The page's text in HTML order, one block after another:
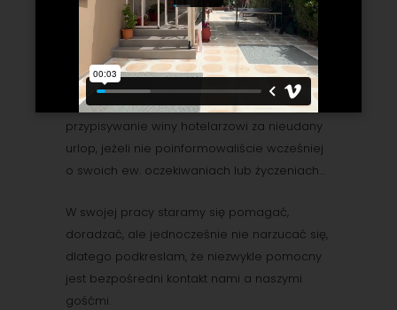
można się z hotelarzem porozumieć na tyle
sposobów, że nie stanowi to chyba dla
nikogo już problemu: email, telefon,
messenger, what’s up, viber … wymieniam
tylko te najpopularniejsze… Niesłuszne jest
przypisywanie winy hotelarzowi za nieudany
urlop, jeżeli nie poinformowaliście wcześniej
o swoich ew. oczekiwaniach lub życzeniach…
W swojej pracy staramy się pomagać,
doradzać, ale jednocześnie nie narzucać się,
dlatego podkreslam, że niezwykle pomocny
jest bezpośredni kontakt nami a naszymi
gośćmi.